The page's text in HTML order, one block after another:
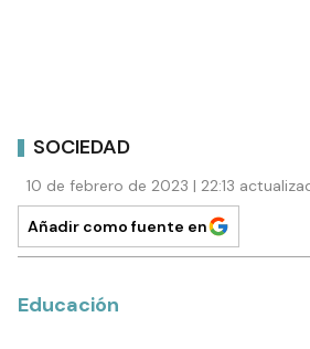
SOCIEDAD
10 de febrero de 2023 | 22:13
Añadir como fuente en
Educación